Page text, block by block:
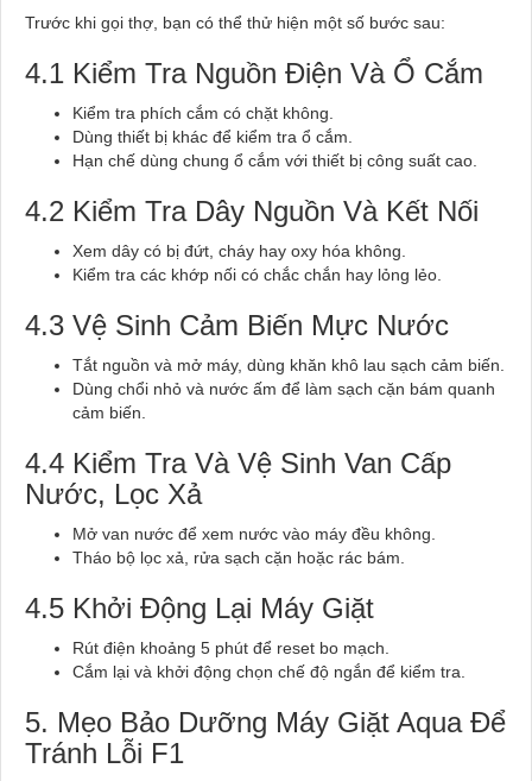
Trước khi gọi thợ, bạn có thể thử hiện một số bước sau:
4.1 Kiểm Tra Nguồn Điện Và Ổ Cắm
Kiểm tra phích cắm có chặt không.
Dùng thiết bị khác để kiểm tra ổ cắm.
Hạn chế dùng chung ổ cắm với thiết bị công suất cao.
4.2 Kiểm Tra Dây Nguồn Và Kết Nối
Xem dây có bị đứt, cháy hay oxy hóa không.
Kiểm tra các khớp nối có chắc chắn hay lỏng lẻo.
4.3 Vệ Sinh Cảm Biến Mực Nước
Tắt nguồn và mở máy, dùng khăn khô lau sạch cảm biến.
Dùng chổi nhỏ và nước ấm để làm sạch cặn bám quanh
cảm biến.
4.4 Kiểm Tra Và Vệ Sinh Van Cấp
Nước, Lọc Xả
Mở van nước để xem nước vào máy đều không.
Tháo bộ lọc xả, rửa sạch cặn hoặc rác bám.
4.5 Khởi Động Lại Máy Giặt
Rút điện khoảng 5 phút để reset bo mạch.
Cắm lại và khởi động chọn chế độ ngắn để kiểm tra.
5. Mẹo Bảo Dưỡng Máy Giặt Aqua Để
Tránh Lỗi F1